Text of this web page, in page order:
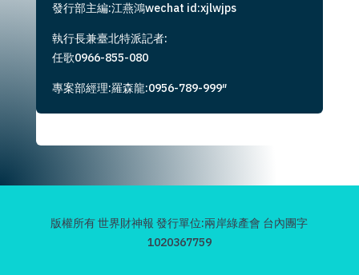
發行部主編:江燕鴻wechat id:xjlwjps
執行長兼臺北特派記者:
任歌0966-855-080
專案部經理:羅森龍:0956-789-999″
版權所有 世界財神報 發行單位:兩岸綠產會 台內團字
1020367759